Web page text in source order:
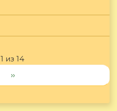
1 из 14
››